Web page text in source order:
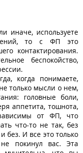
иначе, используете
то с ФП это
контактирования.
беспокойство,
когда понимаете,
только мысли о нем,
головные боли,
аппетита, тошнота,
от ФП, что
что-то не так, без
без. И все это только
покинул вас. Эта